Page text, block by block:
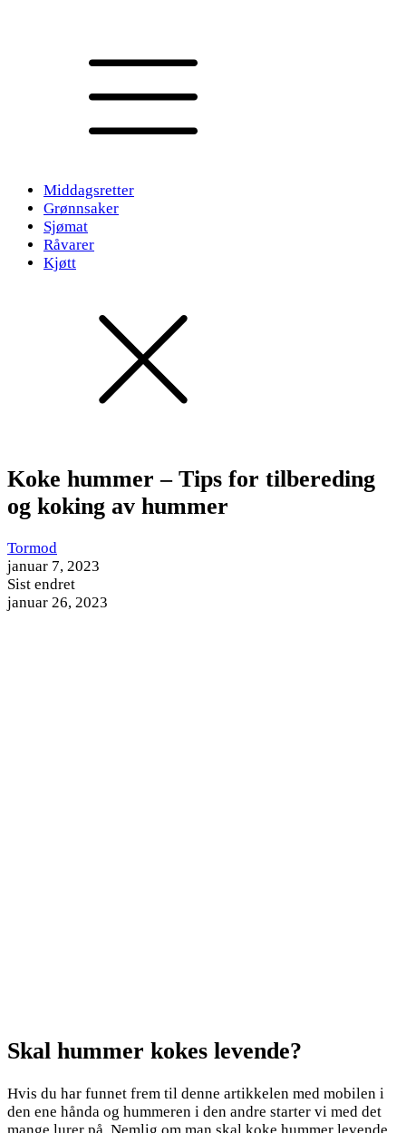
Middagsretter
Grønnsaker
Sjømat
Råvarer
Kjøtt
Koke hummer – Tips for tilbereding
og koking av hummer
Tormod
januar 7, 2023
Sist endret
januar 26, 2023
Skal hummer kokes levende?
Hvis du har funnet frem til denne artikkelen med mobilen i
den ene hånda og hummeren i den andre starter vi med det
mange lurer på. Nemlig om man skal koke hummer levende